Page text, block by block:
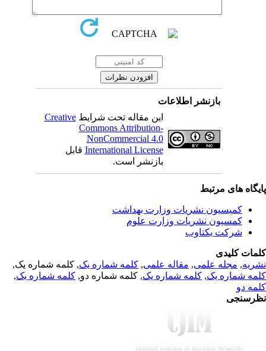
بازنشر اطلاعات
این مقاله تحت شرایطCreative
Commons Attribution-
NonCommercial 4.0
International Licenseقابل
بازنشر است.
های مرتبط
کمیسیون نشریات وزارت بهداشت
کمسیون نشریات وزارت علوم
شرکت یکتاوب
کلیدی
,مجله علمی, مقاله علمی, کلمه شماره یک, کلمه شماره یک,
شماره یک,کلمه شماره یک, کلمه شماره دو,کلمه شماره یک,
دو